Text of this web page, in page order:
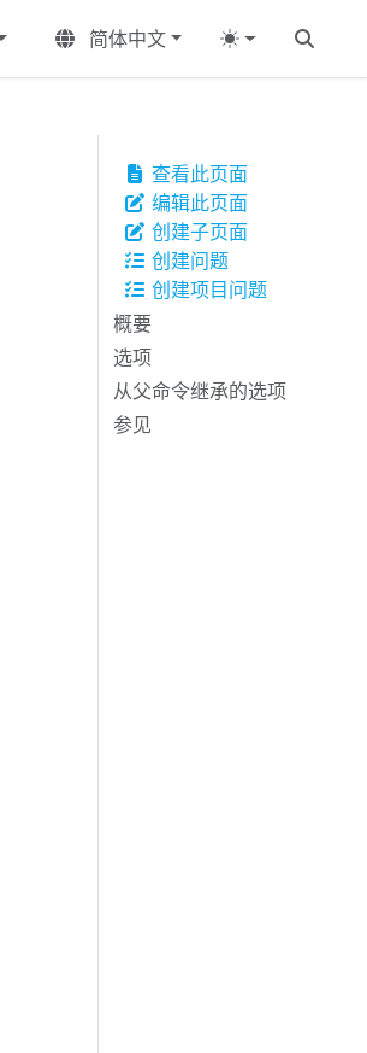
简体中文
查看此页面
编辑此页面
创建子页面
创建问题
创建项目问题
概要
选项
从父命令继承的选项
参见